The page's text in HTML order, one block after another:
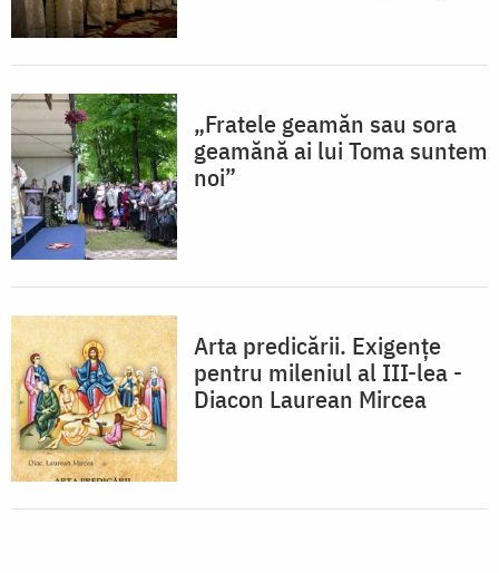
„Fratele geamăn sau sora
geamănă ai lui Toma suntem
noi”
Arta predicării. Exigențe
pentru mileniul al III-lea -
Diacon Laurean Mircea